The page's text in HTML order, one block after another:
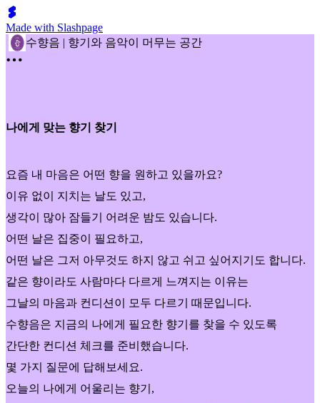
Made with Slashpage
수향음 | 향기와 음악이 머무는 공간
나에게 맞는 향기 찾기
요즘 내 마음은 어떤 향을 원하고 있을까요?
이유 없이 지치는 날도 있고,
생각이 많아 잠들기 어려운 밤도 있습니다.
어떤 날은 집중이 필요하고,
어떤 날은 그저 아무것도 하지 않고 쉬고 싶어지기도 합니다.
같은 향이라도 사람마다 다르게 느껴지는 이유는
그날의 마음과 컨디션이 모두 다르기 때문입니다.
수향음은 지금의 나에게 필요한 향기를 찾을 수 있도록
간단한 컨디션 체크를 준비했습니다.
몇 가지 질문에 답해보세요.
오늘의 나에게 어울리는 향기,